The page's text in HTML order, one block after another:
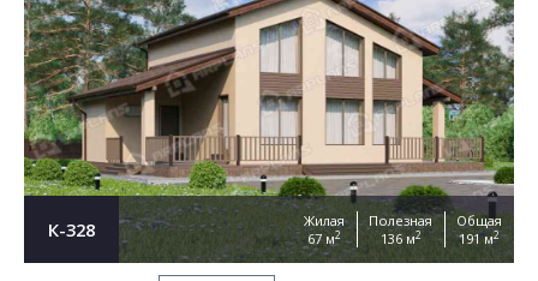
К-328
Жилая
67 м2
Полезная
136 м2
Общая
191 м2